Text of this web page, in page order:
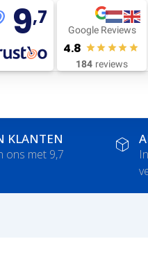
9,7
Google Reviews
4.8
184 reviews
KLANTEN
ons met 9,7